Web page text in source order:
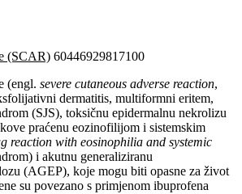
(SCAR) 60446929817100
(engl. severe cutaneous adverse reaction,
dermatitis, multiformni eritem,
(SJS), toksičnu epidermalnu nekrolizu
praćenu eozinofilijom i sistemskim
reaction with eosinophilia and systemic
i akutnu generaliziranu
(AGEP), koje mogu biti opasne za život
su povezano s primjenom ibuprofena